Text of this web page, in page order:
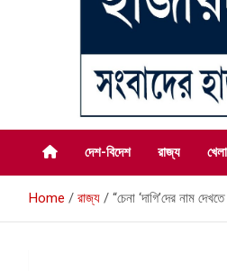
সংবাদ হাজারদুয়ারি
সংবাদের হাজার কাহন
দেশ-বিদেশ
রাজ্য খেলা
Home রাজ্য “চেনা ‘দাগি’দের নাম